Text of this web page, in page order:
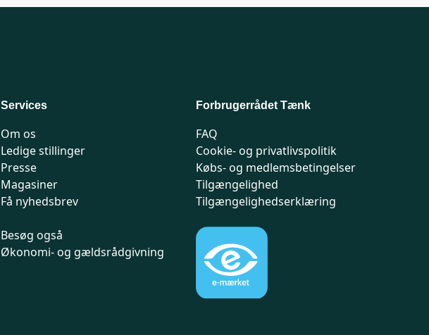
Services
Om os
Ledige stillinger
Presse
Magasiner
Få nyhedsbrev
Besøg også
Økonomi- og gældsrådgivning
Forbrugerrådet Tænk
FAQ
Cookie- og privatlivspolitik
Købs- og medlemsbetingelser
Tilgængelighed
Tilgængelighedserklæring